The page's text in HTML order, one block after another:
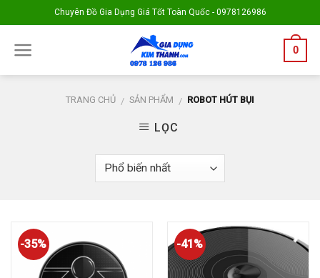
to
content
Chuyên Đồ Gia Dụng Giá Tốt Toàn Quốc - 0978126986
0
TRANG CHỦ / SẢN PHẨM / ROBOT HÚT BỤI
LỌC
-35% -41%